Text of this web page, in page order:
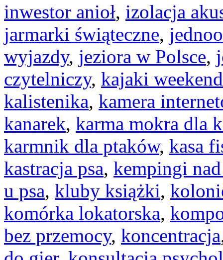
inwestor anioł, izolacja
jarmarki świąteczne,
wyjazdy, jeziora w Polsce,
czytelniczy, kajaki
kalistenika, kamera
kanarek, karma mokra dla
karmnik dla ptaków, kasa
kastracja psa, kempingi
u psa, kluby książki,
komórka lokatorska,
bez przemocy, koncentracja